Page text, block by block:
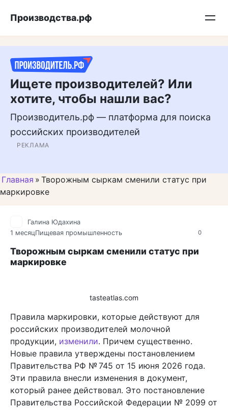
Подписывайтесь на нас в MAX
Производства.рф
Ищете производителей? Или
хотите, чтобы нашли вас?
Производитель.рф — платформа для поиска
российских производителей
РЕКЛАМА
Главная » Творожным сыркам сменили статус при
маркировке
0
Галина Юдахина
1 месяцПищевая промышленность
Творожным сыркам сменили статус при
маркировке
tasteatlas.com
Правила маркировки, которые действуют для
российских производителей молочной
продукции, изменили. Причем существенно.
Новые правила утверждены постановлением
Правительства РФ № 745 от 15 июня 2026 года.
Эти правила внесли изменения в документ,
который ранее действовал. Это постановление
Правительства Российской Федерации № 2099 от